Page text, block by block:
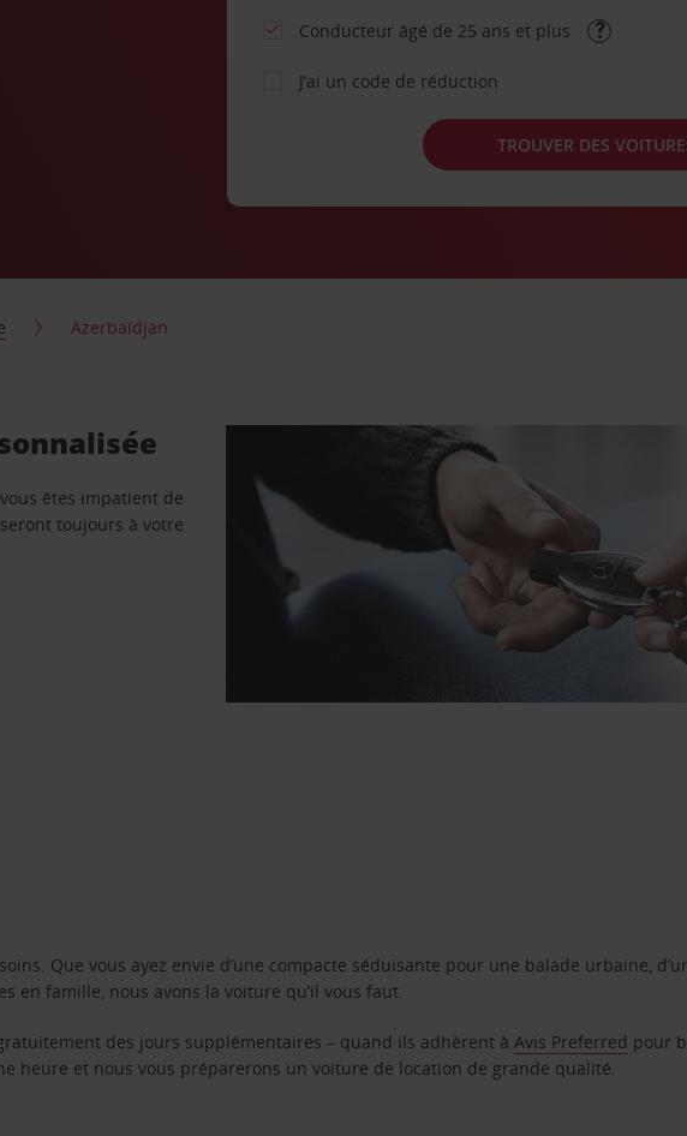
Conducteur âgé de 25 ans et plus
J’ai un code de réduction
TROUVER DES
Azerbaïdjan
êtes impatient de
toujours à votre
Que vous ayez envie d’une compacte séduisante pour une balade urbaine,
en famille, nous avons la voiture qu’il vous faut.
des jours supplémentaires – quand ils adhèrent àAvis Preferred pour
heure et nous vous préparerons un voiture de location de grande qualité.